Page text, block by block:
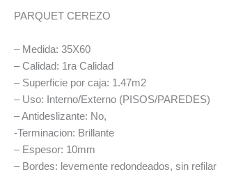
PARQUET CEREZO
– Medida: 35X60
– Calidad: 1ra Calidad
– Superficie por caja: 1.47m2
– Uso: Interno/Externo (PISOS/PAREDES)
– Antideslizante: No,
-Terminacion: Brillante
– Espesor: 10mm
– Bordes: levemente redondeados, sin refilar